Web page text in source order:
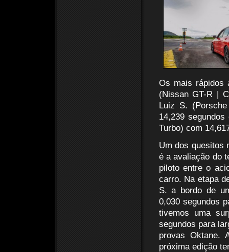
Os mais rápidos
(Nissan GT-R |
Luiz S.
14,239
Turbo) com
Um dos quesitos
é a avaliação do
piloto entre o
carro. Na etapa
S. a bordo de
0,030 segundos
tivemos uma
segundos para
provas Oktane.
próxima edição